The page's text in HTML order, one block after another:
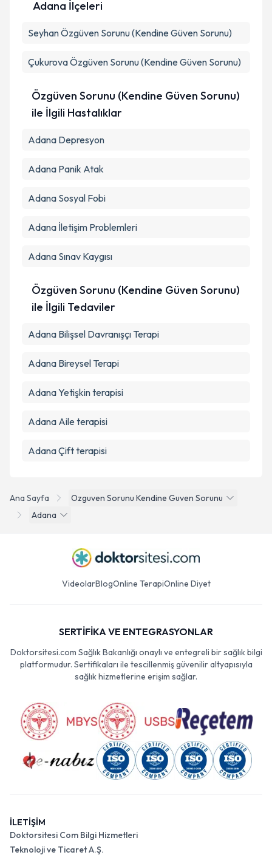
kapsamda işlenmesini kabul ediyorum.
Ana Sayfa
Ozguven Sorunu Kendine Guven Sorunu
Adana
Adana İlçeleri
SeyhanÖzgüven Sorunu (Kendine Güven Sorunu)
ÇukurovaÖzgüven Sorunu (Kendine Güven Sorunu)
Özgüven Sorunu (Kendine Güven Sorunu)
ile İlgili Hastalıklar
Adana Depresyon
Adana Panik Atak
Adana Sosyal Fobi
Adana İletişim Problemleri
Adana Sınav Kaygısı
Özgüven Sorunu (Kendine Güven Sorunu)
ile İlgili Tedaviler
Adana Bilişsel Davranışçı Terapi
Adana Bireysel Terapi
Adana Yetişkin terapisi
Adana Aile terapisi
Adana Çift terapisi
VideolarBlogOnline TerapiOnline Diyet
SERTİFİKA VE ENTEGRASYONLAR
Doktorsitesi.com Sağlık Bakanlığı onaylı ve entegreli bir sağlık bilgi
platformudur. Sertifikaları ile tescillenmiş güvenilir altyapısıyla
sağlık hizmetlerine erişim sağlar.
İLETİŞİM
Doktorsitesi Com Bilgi Hizmetleri
Teknoloji ve Ticaret A.Ş.